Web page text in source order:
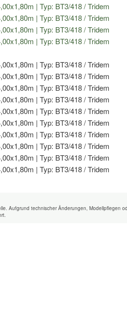
Aufgrund technischer Änderungen, Modellpflegen